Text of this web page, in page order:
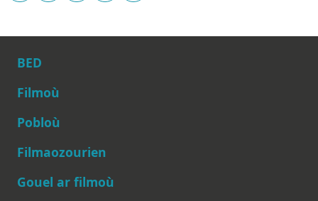
Main navigation
BED
Filmoù
Pobloù
Filmaozourien
Gouel ar filmoù